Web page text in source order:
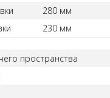
280 мм
230 мм
пространства